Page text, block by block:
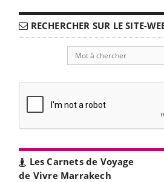
RECHERCHER SUR LE SITE-
Les Carnets de Voyage
de Vivre Marrakech